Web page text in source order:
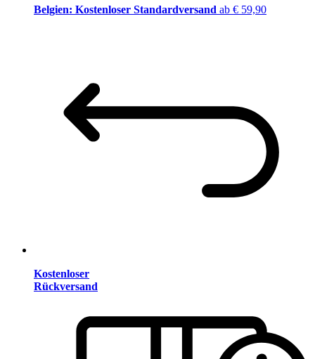
Belgien: Kostenloser Standardversand ab € 59,90
Kostenloser
Rückversand